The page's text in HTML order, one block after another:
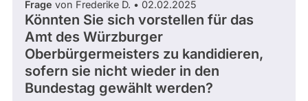
Frage von Frederike D. • 02.02.2025
Könnten Sie sich vorstellen für das
Amt des Würzburger
Oberbürgermeisters zu kandidieren,
sofern sie nicht wieder in den
Bundestag gewählt werden?